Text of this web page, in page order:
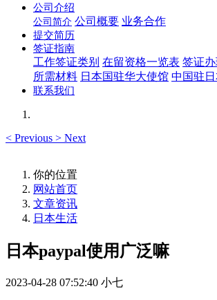
公司介绍
公司简介 公司概要 业务合作
提交简历
签证指南
工作签证类别 在留资格一览表 签证
所需材料 日本国驻华大使馆 中国驻
联系我们
< Previous > Next
你的位置
网站首页
文章资讯
日本生活
日本paypal使用广泛嘛
2023-04-28 07:52:40 小七